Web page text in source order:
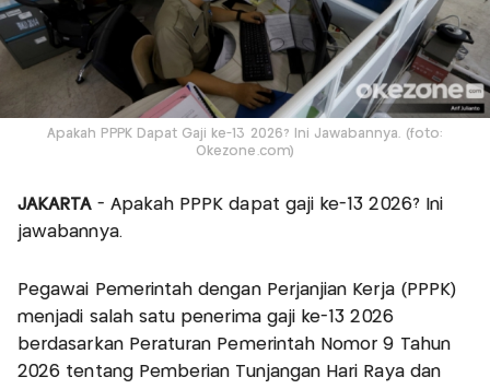
Apakah PPPK Dapat Gaji ke-13 2026? Ini Jawabannya. (foto:
Okezone.com)
JAKARTA - Apakah PPPK dapat gaji ke-13 2026? Ini
jawabannya.
Pegawai Pemerintah dengan Perjanjian Kerja (PPPK)
menjadi salah satu penerima gaji ke-13 2026
berdasarkan Peraturan Pemerintah Nomor 9 Tahun
2026 tentang Pemberian Tunjangan Hari Raya dan